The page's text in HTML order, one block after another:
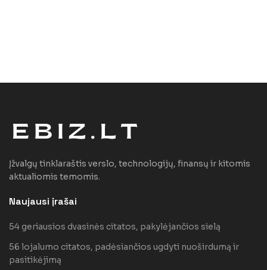
Įžvalgų tinklaraštis verslo, technologijų, finansų ir kitomis
aktualiomis temomis.
Naujausi įrašai
54 geriausios dvasinės citatos, pakylėjančios sielą
56 lojalumo citatos, padėsiančios ugdyti nuoširdumą ir
pasitikėjimą